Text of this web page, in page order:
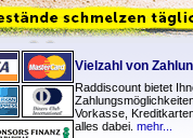
Vielzahl von
Raddiscount bietet
Vorkasse,
alles dabei. mehr...